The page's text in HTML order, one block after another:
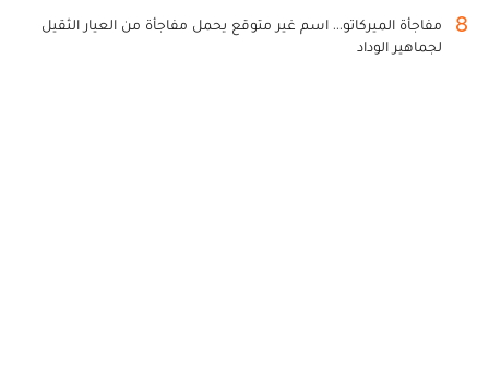
8
مفاجأة الميركاتو... اسم غير متوقع يحمل مفاجأة من العيار الثقيل
لجماهير الوداد